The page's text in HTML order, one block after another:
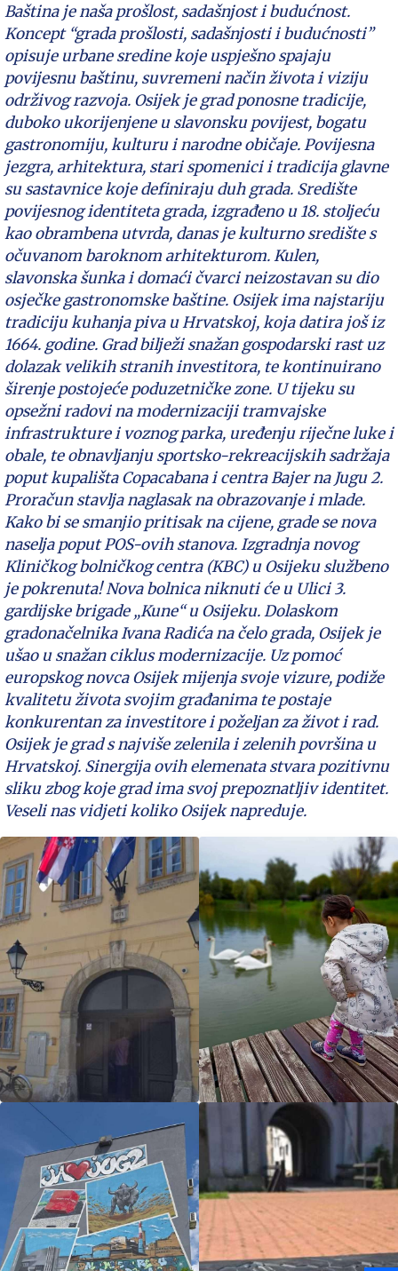
Baština je naša prošlost, sadašnjost i budućnost.
Koncept “grada prošlosti, sadašnjosti i budućnosti”
opisuje urbane sredine koje uspješno spajaju
povijesnu baštinu, suvremeni način života i viziju
održivog razvoja. Osijek je grad ponosne tradicije,
duboko ukorijenjene u slavonsku povijest, bogatu
gastronomiju, kulturu i narodne običaje. Povijesna
jezgra, arhitektura, stari spomenici i tradicija glavne
su sastavnice koje definiraju duh grada. Središte
povijesnog identiteta grada, izgrađeno u 18. stoljeću
kao obrambena utvrda, danas je kulturno središte s
očuvanom baroknom arhitekturom. Kulen,
slavonska šunka i domaći čvarci neizostavan su dio
osječke gastronomske baštine. Osijek ima najstariju
tradiciju kuhanja piva u Hrvatskoj, koja datira još iz
1664. godine. Grad bilježi snažan gospodarski rast uz
dolazak velikih stranih investitora, te kontinuirano
širenje postojeće poduzetničke zone. U tijeku su
opsežni radovi na modernizaciji tramvajske
infrastrukture i voznog parka, uređenju riječne luke i
obale, te obnavljanju sportsko-rekreacijskih sadržaja
poput kupališta Copacabana i centra Bajer na Jugu 2.
Proračun stavlja naglasak na obrazovanje i mlade.
Kako bi se smanjio pritisak na cijene, grade se nova
naselja poput POS-ovih stanova. Izgradnja novog
Kliničkog bolničkog centra (KBC) u Osijeku službeno
je pokrenuta! Nova bolnica niknuti će u Ulici 3.
gardijske brigade „Kune“ u Osijeku. Dolaskom
gradonačelnika Ivana Radića na čelo grada, Osijek je
ušao u snažan ciklus modernizacije. Uz pomoć
europskog novca Osijek mijenja svoje vizure, podiže
kvalitetu života svojim građanima te postaje
konkurentan za investitore i poželjan za život i rad.
Osijek je grad s najviše zelenila i zelenih površina u
Hrvatskoj. Sinergija ovih elemenata stvara pozitivnu
sliku zbog koje grad ima svoj prepoznatljiv identitet.
Veseli nas vidjeti koliko Osijek napreduje.